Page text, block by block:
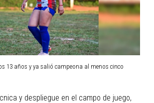
13 años y ya salió campeona al menos cinco
y despliegue en el campo de juego,